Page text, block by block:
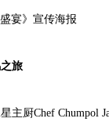
盛宴》宣传海报
旅
厨Chef Chumpol